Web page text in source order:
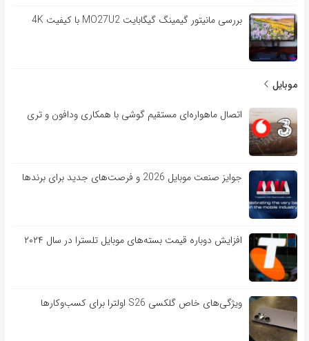
بررسی مانیتور گیمینگ گیگابایت MO27U2 با کیفیت 4K
موبایل
اتصال ماهواره‌ای مستقیم گوشی‌ با همکاری ودافون و تری
جوایز صنعت موبایل 2026 و فرصت‌های جدید برای برندها
افزایش دوباره قیمت بسته‌های موبایل تلسترا در سال ۲۰۲۴
ویژگی‌های خاص گلکسی S26 اولترا برای کسب‌وکارها